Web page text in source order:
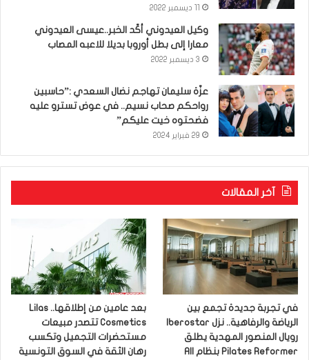
وكيل العيدوني أكّد الخبر..عيسى العيدوني
معارا إلى بطل أوروبا بديلا للاعبه المصاب
3 ديسمبر 2022
عزّة سليمان تهاجم نضال السعدي :”حاسبين
رواحكم صحاب نسيم.. في عوض تسترو عليه
فضحتوه خيت عليكم”
29 فبراير 2024
آخر المقالات
في تجربة جديدة تجمع بين
رويال المنصور المهدية يطلق
Pilates Reformer بنظام All
بعد عامين من إطلاقها.. Lilas
Cosmetics تتصدر مبيعات
مستحضرات التجميل وتكسب
رهان الثقة في السوق التونسية